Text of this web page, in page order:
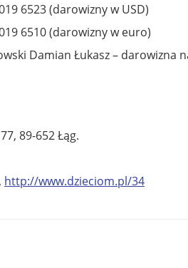
6523 (darowizny w USD)
6510 (darowizny w euro)
Damian Łukasz – darowizna
89-652 Łąg.
, http://www.dzieciom.pl/34